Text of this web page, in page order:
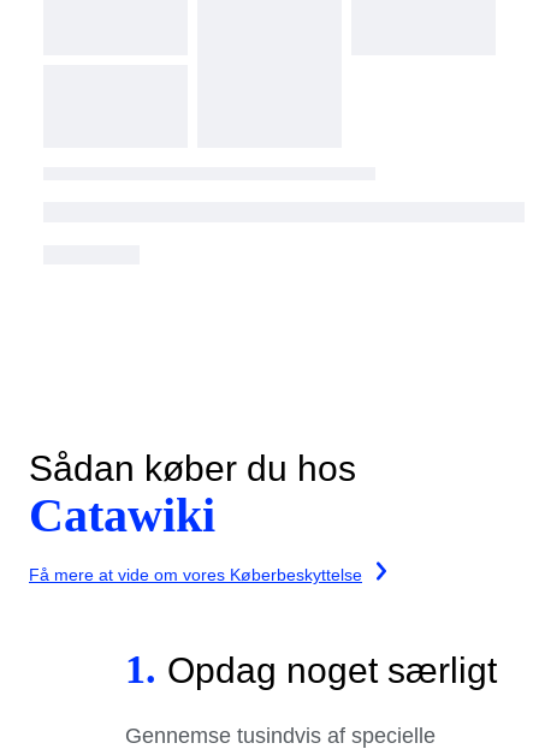
Sådan køber du hos
Catawiki
Få mere at vide om vores Køberbeskyttelse
1. Opdag noget særligt
Gennemse tusindvis af specielle